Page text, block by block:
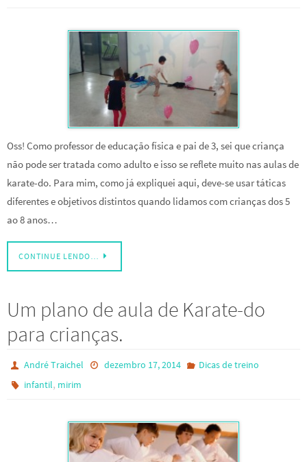
Oss! Como professor de educação física e pai de 3, sei que criança
não pode ser tratada como adulto e isso se reflete muito nas aulas de
karate-do. Para mim, como já expliquei aqui, deve-se usar táticas
diferentes e objetivos distintos quando lidamos com crianças dos 5
ao 8 anos…
CONTINUE LENDO…
Um plano de aula de Karate-do
para crianças.
André Traichel dezembro 17, 2014
Dicas de treino
infantil, mirim